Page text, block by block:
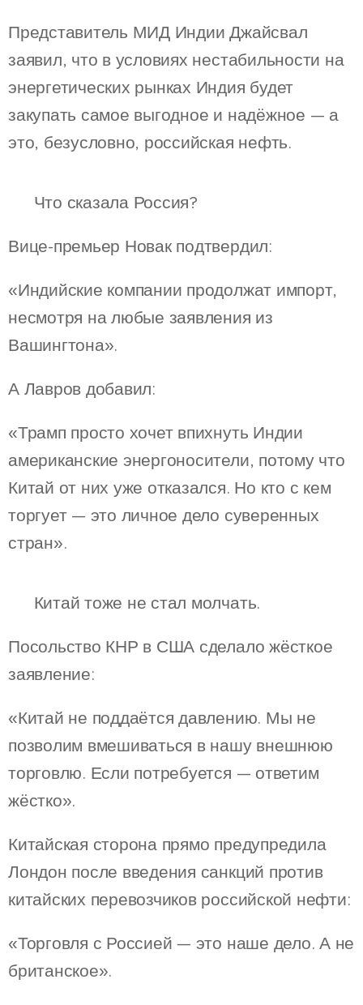
Представитель МИД Индии Джайсвал
заявил, что в условиях нестабильности на
энергетических рынках Индия будет
закупать самое выгодное и надёжное — а
это, безусловно, российская нефть.
🇷🇺 Что сказала Россия?
Вице-премьер Новак подтвердил:
«Индийские компании продолжат импорт,
несмотря на любые заявления из
Вашингтона».
А Лавров добавил:
«Трамп просто хочет впихнуть Индии
американские энергоносители, потому что
Китай от них уже отказался. Но кто с кем
торгует — это личное дело суверенных
стран».
🇨🇳 Китай тоже не стал молчать.
Посольство КНР в США сделало жёсткое
заявление:
«Китай не поддаётся давлению. Мы не
позволим вмешиваться в нашу внешнюю
торговлю. Если потребуется — ответим
жёстко».
Китайская сторона прямо предупредила
Лондон после введения санкций против
китайских перевозчиков российской нефти:
«Торговля с Россией — это наше дело. А не
британское».